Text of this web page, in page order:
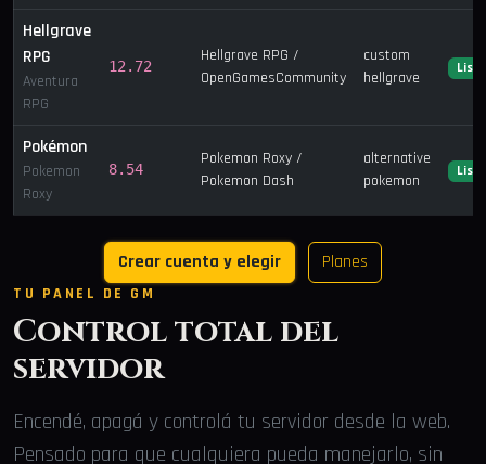
Hellgrave
RPG
Aventura
RPG
12.72
Hellgrave RPG /
OpenGamesCommunity
custom
hellgrave
Listo
Pokémon
Pokemon
Roxy
8.54
Pokemon Roxy /
Pokemon Dash
alternative
pokemon
Listo
Crear cuenta y elegir Planes
TU PANEL DE GM
Control total del
servidor
Encendé, apagá y controlá tu servidor desde la web.
Pensado para que cualquiera pueda manejarlo, sin